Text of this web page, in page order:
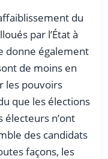
du
par l’État à
donne également
de moins en
les pouvoirs
que les élections
électeurs n’ont
des candidats
façons, les